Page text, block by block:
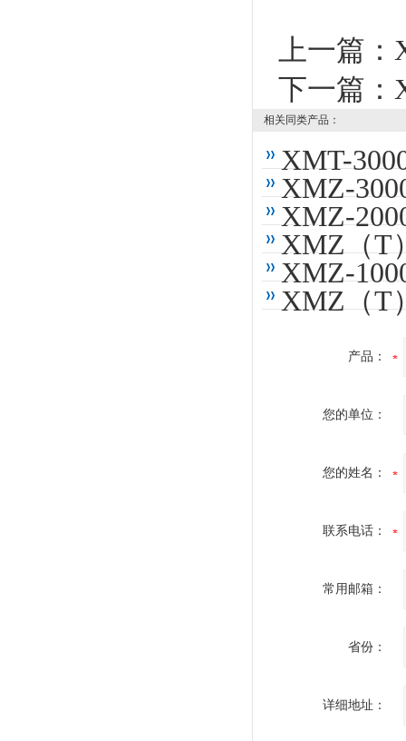
上一篇：
下一篇：
相关同类产品：
XMT-
XMZ-
XMZ-
XMZ（T
XMZ-
XMZ（T
产品：
您的单位：
您的姓名：
联系电话：
常用邮箱：
省份：
详细地址：